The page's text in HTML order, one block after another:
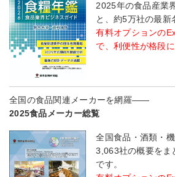
2025年の食品産業
と、約5万社の最新
有料オプションの
で、利便性が格段に
全国の食品関連メーカーを網羅――
2025食品メーカー総覧
全国食品・酒類・
3,063社の概要をま
です。